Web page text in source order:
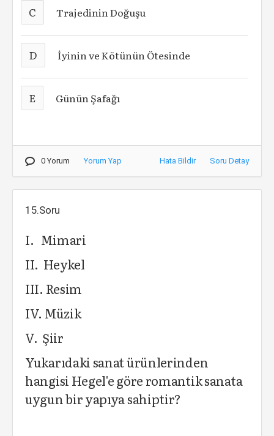
C Trajedinin Doğuşu
D İyinin ve Kötünün Ötesinde
E Günün Şafağı
0 Yorum Yorum Yap Hata Bildir Soru Detay
15.Soru
I. Mimari
II. Heykel
III. Resim
IV. Müzik
V. Şiir
Yukarıdaki sanat ürünlerinden
hangisi Hegel'e göre romantik sanata
uygun bir yapıya sahiptir?